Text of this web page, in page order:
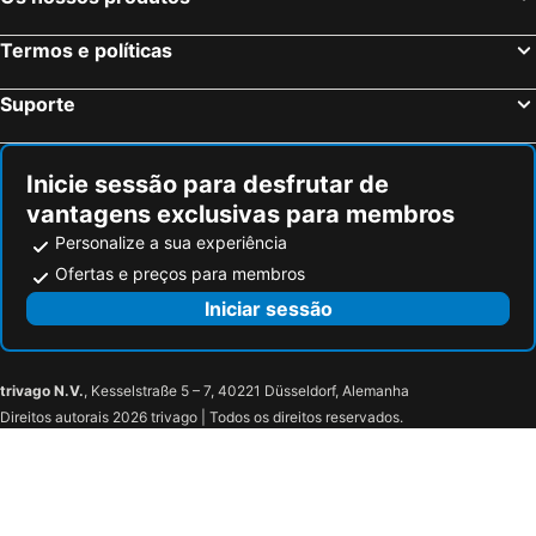
Pousada Colonial Chile
Pelourinho Boutique Hotel - OH HOTÉIS
Pousada Corais da Barra
Viver Bahia Pousada
Mart's Hotel
Pousada O Ninho
Pousada Acácia da Barra
Hotel Pousada Papaya Verde
Pousada Marcos
Porto Farol
Villa Marquês
Farol da Barra
Pousada Estrela do Mar
Bahia Sol e Mar
Hotel Casa do Amarelindo
Hotel Fenix Salvador
Motel Scala
Termos e políticas
Suporte
Inicie sessão para desfrutar de
vantagens exclusivas para membros
Personalize a sua experiência
Ofertas e preços para membros
Iniciar sessão
trivago N.V., Kesselstraße 5 – 7, 40221 Düsseldorf, Alemanha
Direitos autorais 2026 trivago | Todos os direitos reservados.